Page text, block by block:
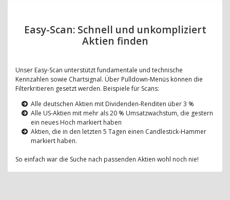
Easy-Scan: Schnell und unkompliziert
Aktien finden
Unser Easy-Scan unterstützt fundamentale und technische
Kennzahlen sowie Chartsignal. Über Pulldown-Menüs können die
Filterkritieren gesetzt werden. Beispiele für Scans:
Alle deutschen Aktien mit Dividenden-Renditen über 3 %
Alle US-Aktien mit mehr als 20 % Umsatzwachstum, die gestern
ein neues Hoch markiert haben
Aktien, die in den letzten 5 Tagen einen Candlestick-Hammer
markiert haben.
So einfach war die Suche nach passenden Aktien wohl noch nie!